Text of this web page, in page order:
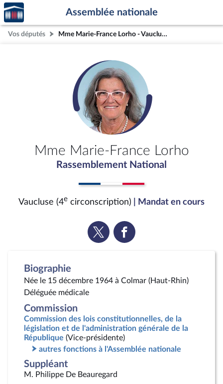
Aller au contenu
Aller en bas de la page
Accèder
à la
page
d'accueil
Assemblée nationale
Vos députés Mme Marie-France Lorho - Vaucluse (4e circonscription)
Mme Marie-France Lorho
Rassemblement National
Vaucluse (4e circonscription) | Mandat en cours
Voir
la
Voir
la
Biographie
Née le 15 décembre 1964 à Colmar (Haut-Rhin)
Déléguée médicale
Commission
Commission des lois constitutionnelles, de la
législation et de l'administration générale de la
République (Vice-présidente)
autres fonctions à l'Assemblée nationale
Suppléant
M. Philippe De Beauregard